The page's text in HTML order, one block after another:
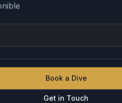
Book a Dive
Get in Touch